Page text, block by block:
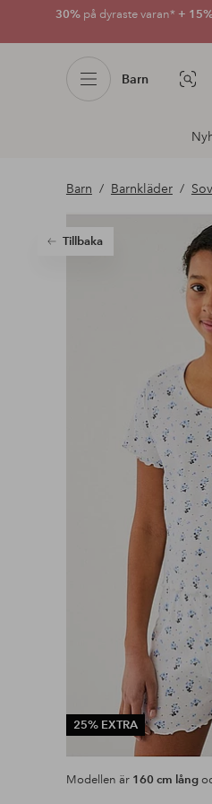
30% på dyraste varan* +
Barn Bildsök
navigation
Barn Barnkläder
Tillbaka
25% EXTRA
Modellen är 160 cm lång